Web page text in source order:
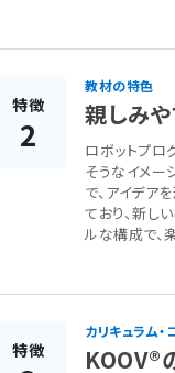
特徴
2
教材の特色
親しみ
ロボットプロ
そうなイメ
で、アイデア
ており、新し
ルな構成で、
特徴
カリキュラム・
KOOV®